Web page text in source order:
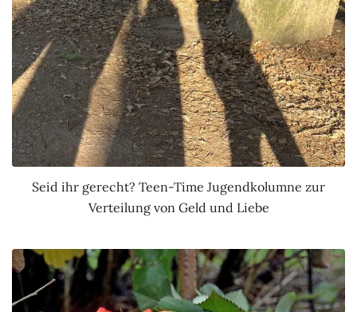
Seid ihr gerecht? Teen-Time Jugendkolumne zur
Verteilung von Geld und Liebe